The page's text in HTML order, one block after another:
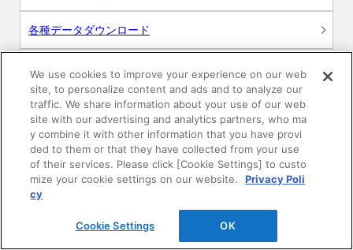
各種データダウンロード
WEB見積・各種シミュレーション
交換用部品の購入
修理・点検
お問い合わせ
We use cookies to improve your experience on our web
site, to personalize content and ads and to analyze our
traffic. We share information about your use of our web
site with our advertising and analytics partners, who ma
y combine it with other information that you have provi
ded to them or that they have collected from your use
of their services. Please click [Cookie Settings] to custo
mize your cookie settings on our website.
Privacy Poli
cy
Cookie Settings OK